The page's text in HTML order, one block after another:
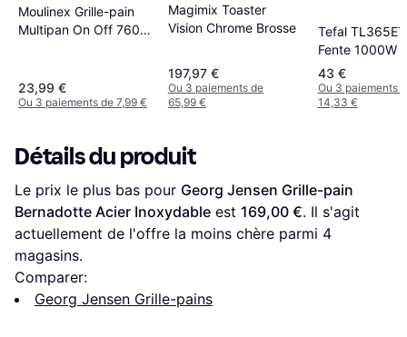
Moulinex Grille-pain
Multipan On Off 760
23,99 €
Ou 3 paiements de 7,99 €
Magimix Toaster
Vision Chrome Brosse
197,97 €
Ou 3 paiements de
65,99 €
Tefal
Fente 1000W
43 €
Ou 3 paiements
14,33 €
Détails du produit
Le prix le plus bas pour Georg Jensen Grille-pain
Bernadotte Acier Inoxydable est 169,00 €. Il s'agit
actuellement de l'offre la moins chère parmi 4
magasins.
Comparer:
Georg Jensen Grille-pains